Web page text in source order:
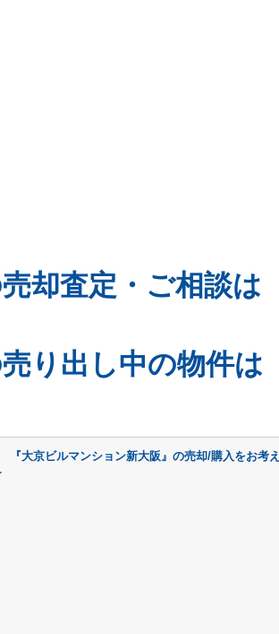
却査定・ご相談は
り出し中の物件は
『大京ビルマンション新大阪』の売却/購入をお考え